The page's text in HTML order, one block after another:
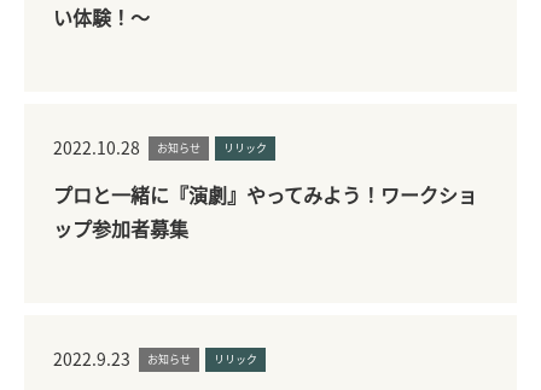
い体験！～
2022.10.28 お知らせ リリック
プロと一緒に『演劇』やってみよう！ワークショ
ップ参加者募集
2022.9.23 お知らせ リリック